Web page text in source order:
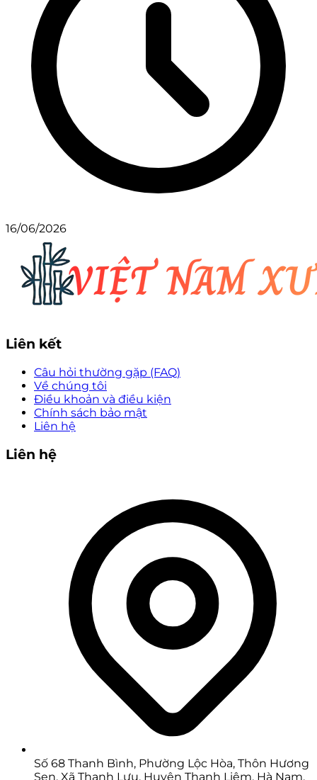
16/06/2026
Liên kết
Câu hỏi thường gặp (FAQ)
Về chúng tôi
Điều khoản và điều kiện
Chính sách bảo mật
Liên hệ
Liên hệ
Số 68 Thanh Bình, Phường Lộc Hòa, Thôn Hương
Sen, Xã Thanh Lưu, Huyện Thanh Liêm, Hà Nam,